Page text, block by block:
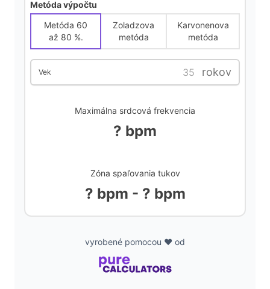
i
d
e
Metóda výpočtu
Metóda 60
až 80 %.
Zoladzova
metóda
Karvonenova
metóda
Vek rokov
Maximálna srdcová frekvencia
? bpm
Zóna spaľovania tukov
? bpm - ? bpm
vyrobené pomocou ❤️ od